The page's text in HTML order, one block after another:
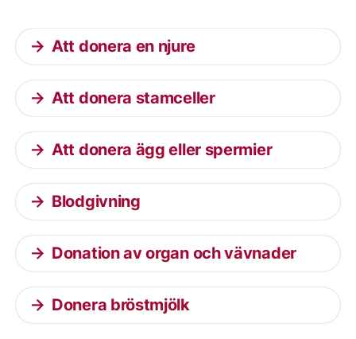
Att donera en njure
Att donera stamceller
Att donera ägg eller spermier
Blodgivning
Donation av organ och vävnader
Donera bröstmjölk